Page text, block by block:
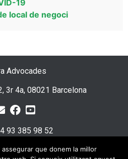
19
local de negoci
Advocades
3r 4a, 08021 Barcelona
93 385 98 52
que donem la millor